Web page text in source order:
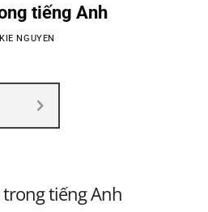
tiếng Anh
NGUYEN
tiếng Anh